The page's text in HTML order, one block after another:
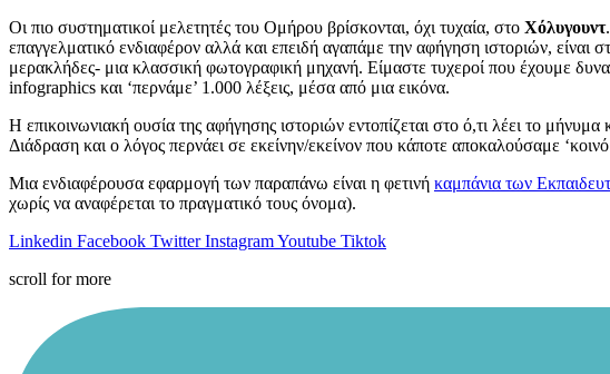
Οι πιο συστηματικοί μελετητές του Ομήρου βρίσκονται, όχι τυχαία, στο Χόλυγουντ
επαγγελματικό ενδιαφέρον αλλά και επειδή αγαπάμε την αφήγηση ιστοριών, είναι
μερακλήδες- μια κλασσική φωτογραφική μηχανή. Είμαστε τυχεροί που έχουμε
infographics και ‘περνάμε’ 1.000 λέξεις, μέσα από μια εικόνα.
Η επικοινωνιακή ουσία της αφήγησης ιστοριών εντοπίζεται στο ό,τι λέει το
Διάδραση και ο λόγος περνάει σε εκείνην/εκείνον που κάποτε αποκαλούσαμε
Μια ενδιαφέρουσα εφαρμογή των παραπάνω είναι η φετινή καμπάνια των
χωρίς να αναφέρεται το πραγματικό τους όνομα).
Linkedin Facebook Twitter InstagramYoutube Tiktok
scroll for more